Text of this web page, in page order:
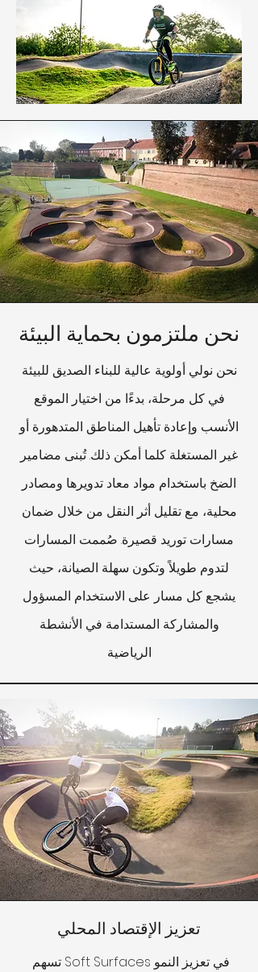
نحن ملتزمون بحماية البيئة
نحن نولي أولوية عالية للبناء الصديق للبيئة
في كل مرحلة، بدءًا من اختيار الموقع
الأنسب وإعادة تأهيل المناطق المتدهورة أو
غير المستغلة كلما أمكن ذلك. تُبنى مضامير
الضخ باستخدام مواد معاد تدويرها ومصادر
محلية، مع تقليل أثر النقل من خلال ضمان
مسارات توريد قصيرة. صُممت المسارات
لتدوم طويلاً وتكون سهلة الصيانة، حيث
يشجع كل مسار على الاستخدام المسؤول
والمشاركة المستدامة في الأنشطة
الرياضية
تعزيز الإقتصاد المحلي
تسهم Soft Surfaces في تعزيز النمو